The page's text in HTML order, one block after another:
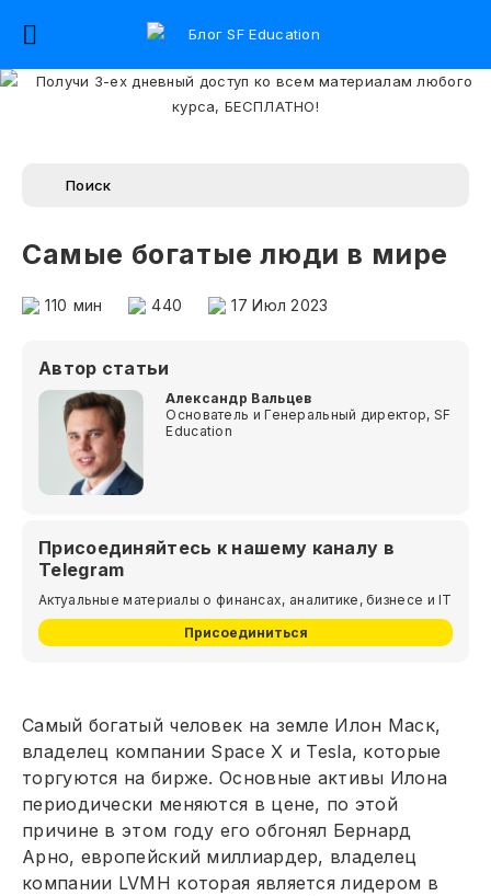
Самые богатые люди в мире
110 мин 440 17 Июл 2023
Автор статьи
Александр Вальцев
Основатель и Генеральный директор, SF
Education
Присоединяйтесь к нашему каналу в
Telegram
Актуальные материалы о финансах, аналитике, бизнесе и IT
Присоединиться
Самый богатый человек на земле Илон Маск,
владелец компании Space X и Tesla, которые
торгуются на бирже. Основные активы Илона
периодически меняются в цене, по этой
причине в этом году его обгонял Бернард
Арно, европейский миллиардер, владелец
компании LVMH которая является лидером в